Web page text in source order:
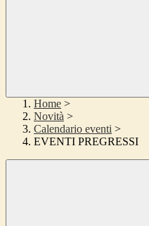
Home >
Novità >
Calendario eventi >
EVENTI PREGRESSI